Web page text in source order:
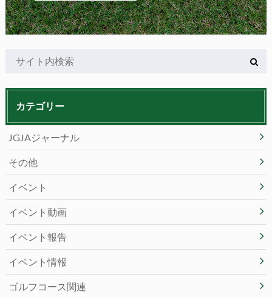
カテゴリー
JGJAジャーナル
その他
イベント
イベント動画
イベント報告
イベント情報
ゴルフコース関連